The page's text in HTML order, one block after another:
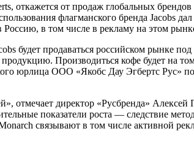
откажется от продаж глобальных
флагманского бренда Jacobs
в том числе в рекламу на этом
будет продаваться российском рынке
Производиться кофе будет на
юрлица ООО «Якобс Дау Эгбертс Рус» по
отмечает директор «Русбренда» Алексей
показатели роста — следствие
связывают в том числе активной